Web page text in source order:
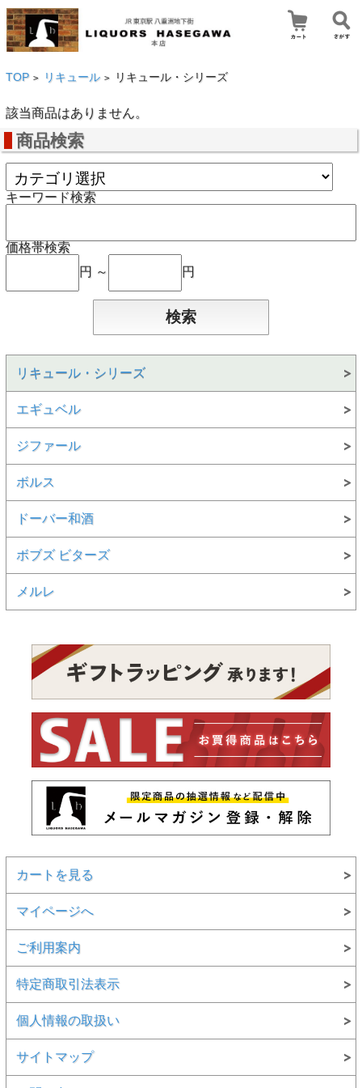
TOP > リキュール > リキュール・シリーズ
該当商品はありません。
商品検索
キーワード検索
価格帯検索
円 ～
円
リキュール・シリーズ
エギュベル
ジファール
ボルス
ドーバー和酒
ボブズ ビターズ
メルレ
カートを見る
マイページへ
ご利用案内
特定商取引法表示
個人情報の取扱い
サイトマップ